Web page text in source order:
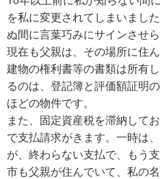
を私に変更されてしまいまし
ぬ間に言葉巧みにサインさせら
現在も父親は、その場所に住
建物の権利書等の書類は所有
るのは、登記簿と評価額証明
ほどの物件です。
また、固定資産税を滞納して
で支払請求がきます。一時は
が、終わらない支払で、もう
市も父親が住んでいて、私の